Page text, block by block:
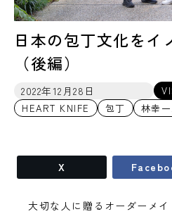
日本の包丁文化をイ
（後編）
2022年12月28日
HEART KNIFE
包丁 林幸
X
大切な人に贈るオーダーメ